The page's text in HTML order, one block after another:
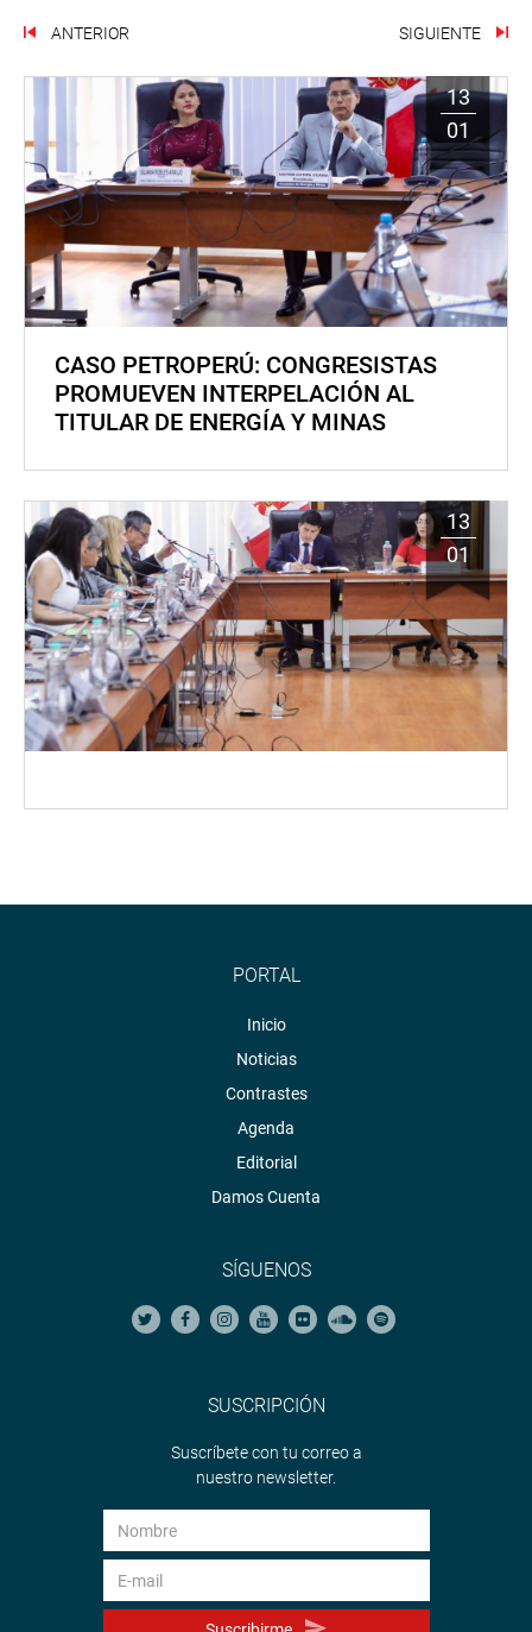
ANTERIOR SIGUIENTE
13
01
CASO PETROPERÚ: CONGRESISTAS
PROMUEVEN INTERPELACIÓN AL
TITULAR DE ENERGÍA Y MINAS
13
01
PORTAL
Inicio
Noticias
Contrastes
Agenda
Editorial
Damos Cuenta
SÍGUENOS
SUSCRIPCIÓN
Suscríbete con tu correo a
nuestro newsletter.